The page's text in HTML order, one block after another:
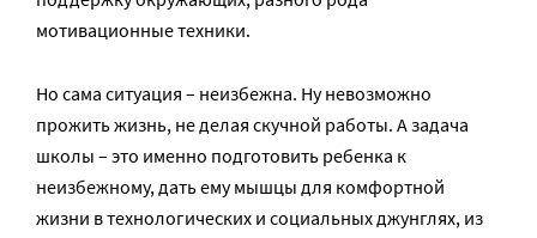
мотивационные техники.
Но сама ситуация – неизбежна. Ну невозможно
прожить жизнь, не делая скучной работы. А задача
школы – это именно подготовить ребенка к
неизбежному, дать ему мышцы для комфортной
жизни в технологических и социальных джунглях, из